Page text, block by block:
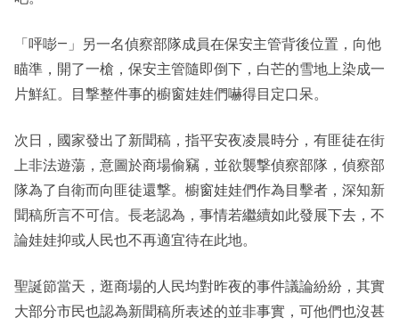
「呯嘭—」另一名偵察部隊成員在保安主管背後位置，向他
瞄準，開了一槍，保安主管隨即倒下，白芒的雪地上染成一
片鮮紅。目撃整件事的櫥窗娃娃們嚇得目定口呆。
次日，國家發出了新聞稿，指平安夜凌晨時分，有匪徒在街
上非法遊蕩，意圖於商場偷竊，並欲襲撃偵察部隊，偵察部
隊為了自衛而向匪徒還撃。櫥窗娃娃們作為目擊者，深知新
聞稿所言不可信。長老認為，事情若繼續如此發展下去，不
論娃娃抑或人民也不再適宜待在此地。
聖誕節當天，逛商場的人民均對昨夜的事件議論紛紛，其實
大部分市民也認為新聞稿所表述的並非事實，可他們也沒甚